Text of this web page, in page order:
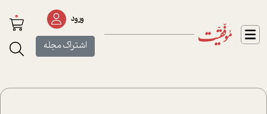
ورود
اشتراک مجله
0